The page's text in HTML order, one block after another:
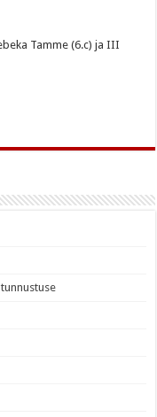
Tamme (6.c) ja III